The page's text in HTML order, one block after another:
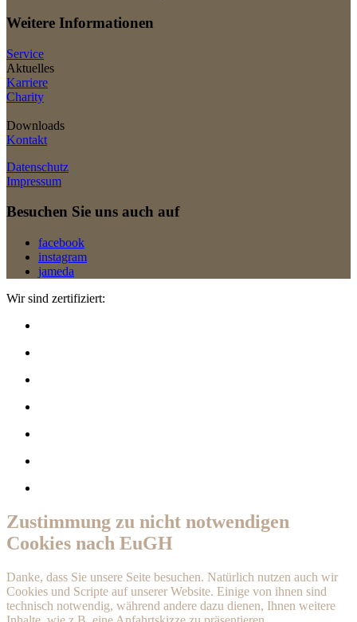
Weitere Informationen
Service
Aktuelles
Karriere
Charity
Downloads
Kontakt
Datenschutz
Impressum
Besuchen Sie uns auch auf
facebook
instagram
jameda
Wir sind zertifiziert:
Zustimmung zu nicht notwendigen
Cookies nach EuGH
Danke, dass Sie unsere Seite besuchen. Natürlich nutzen auch wir
Cookies und Scripte auf unserer Website. Einige von ihnen sind
technisch notwendig, während andere dazu dienen, Ihnen weitere